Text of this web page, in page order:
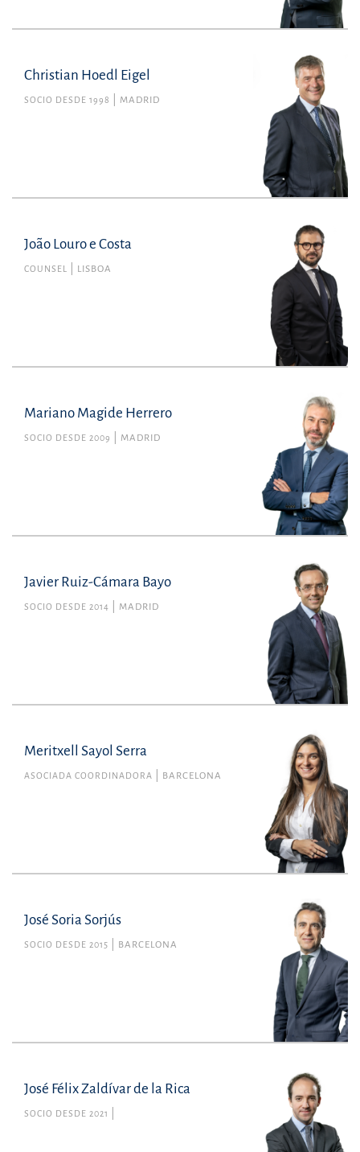
Christian Hoedl Eigel
SOCIO DESDE 1998 MADRID
João Louro e Costa
COUNSEL LISBOA
Mariano Magide Herrero
SOCIO DESDE 2009 MADRID
Javier Ruiz-Cámara Bayo
SOCIO DESDE 2014 MADRID
Meritxell Sayol Serra
ASOCIADA COORDINADORA BARCELONA
José Soria Sorjús
SOCIO DESDE 2015 BARCELONA
José Félix Zaldívar de la Rica
SOCIO DESDE 2021